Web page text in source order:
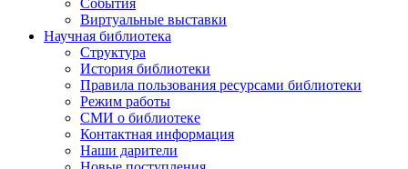
События
Виртуальные выставки
Научная библиотека
Структура
История библиотеки
Правила пользования ресурсами библиотеки
Режим работы
СМИ о библиотеке
Контактная информация
Наши дарители